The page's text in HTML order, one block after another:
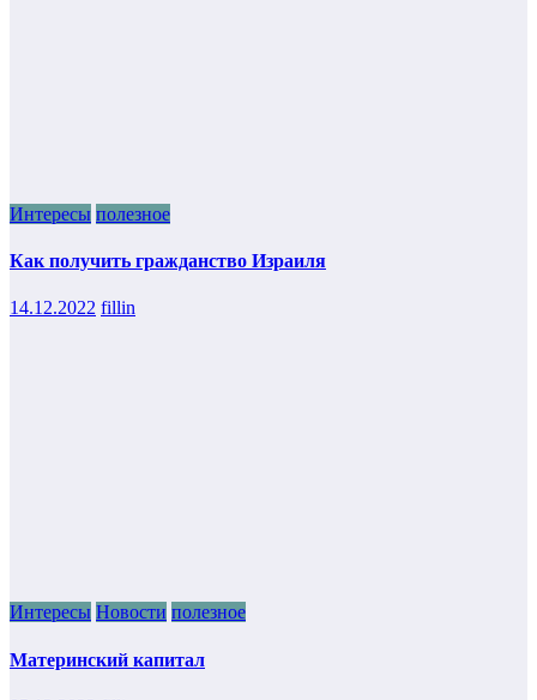
Интересы полезное
Как получить гражданство Израиля
14.12.2022 fillin
Интересы Новости полезное
Материнский капитал